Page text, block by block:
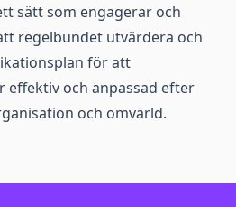
sätt som engagerar och
regelbundet utvärdera och
för att
effektiv och anpassad efter
och omvärld.